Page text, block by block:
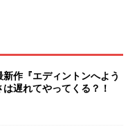
作『エディントンへよう
遅れてやってくる？！